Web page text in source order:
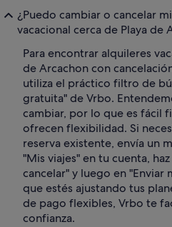
¿Puedo cambiar o cancelar
vacacional cerca de Playa de
Para encontrar alquileres
de Arcachon con
utiliza el práctico filtro de
gratuita" de Vrbo.
cambiar, por lo que es fácil
ofrecen flexibilidad. Si
reserva existente, envía un
"Mis viajes" en tu cuenta,
cancelar" y luego en "Enviar
que estés ajustando tus
de pago flexibles, Vrbo te
confianza.